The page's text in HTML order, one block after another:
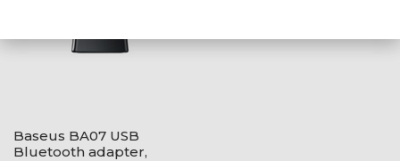
Baseus BA07 USB
Bluetooth adapter,